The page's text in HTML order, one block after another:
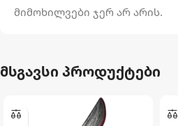
მიმოხილვები ჯერ არ არის.
მსგავსი პროდუქტები